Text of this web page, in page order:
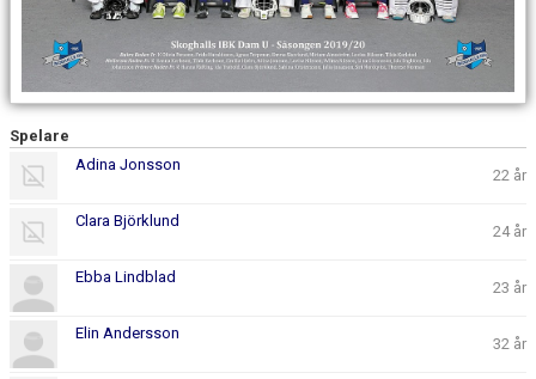
DOKUMENT
KONTAKT
Spelare
Adina Jonsson
22 år
Clara Björklund
24 år
Ebba Lindblad
23 år
Elin Andersson
32 år